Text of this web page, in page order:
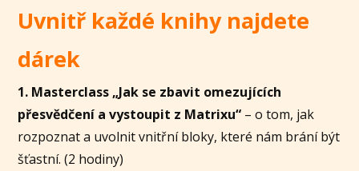
Uvnitř každé knihy najdete
dárek
1. Masterclass „Jak se zbavit omezujících
přesvědčení a vystoupit z Matrixu“ – o tom, jak
rozpoznat a uvolnit vnitřní bloky, které nám brání být
šťastní. (2 hodiny)